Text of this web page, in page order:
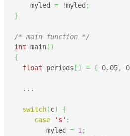
    myled
= !myled ;
}
/* main function */
int main( )
{
float periods [ ] = { 0.05,
  ...
switch(c)
{
case
's' :
        myled
= 1 ;